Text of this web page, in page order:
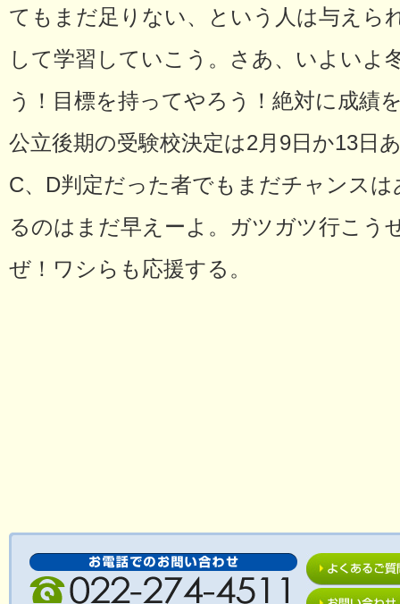
てもまだ足りない、という人は与えら
して学習していこう。さあ、いよいよ
う！目標を持ってやろう！絶対に成績
公立後期の受験校決定は2月9日か13日
C、D判定だった者でもまだチャンス
るのはまだ早えーよ。ガツガツ行こう
ぜ！ワシらも応援する。